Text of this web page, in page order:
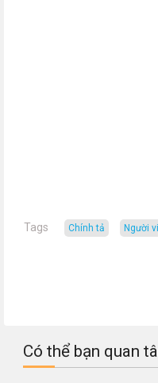
Tags chính tả người
Có thể bạn quan